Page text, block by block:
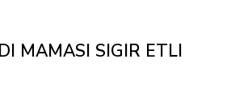
MAMASI SIGIR ETLI